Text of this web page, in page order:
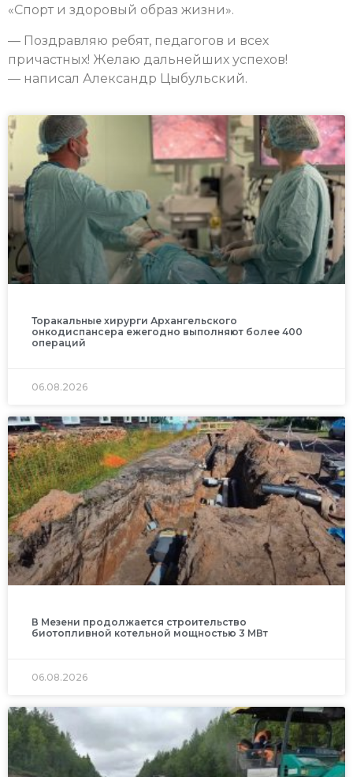
«Спорт и здоровый образ жизни».
— Поздравляю ребят, педагогов и всех
причастных! Желаю дальнейших успехов!
— написал Александр Цыбульский.
Торакальные хирурги Архангельского
онкодиспансера ежегодно выполняют более 400
операций
06.08.2026
В Мезени продолжается строительство
биотопливной котельной мощностью 3 МВт
06.08.2026